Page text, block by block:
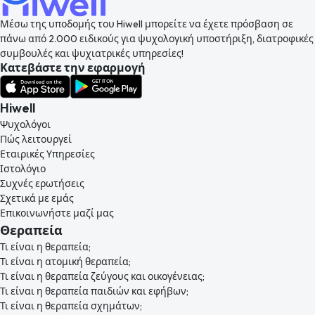
Μέσω της υποδομής του Hiwell μπορείτε να έχετε πρόσβαση σε
πάνω από 2.000 ειδικούς για ψυχολογική υποστήριξη, διατροφικές
συμβουλές και ψυχιατρικές υπηρεσίες!
Κατεβάστε την εφαρμογή
Hiwell
Ψυχολόγοι
Πώς λειτουργεί
Εταιρικές Υπηρεσίες
Ιστολόγιο
Συχνές ερωτήσεις
Σχετικά με εμάς
Επικοινωνήστε μαζί μας
Θεραπεία
Τι είναι η θεραπεία;
Τι είναι η ατομική θεραπεία;
Τι είναι η θεραπεία ζεύγους και οικογένειας;
Τι είναι η θεραπεία παιδιών και εφήβων;
Τι είναι η θεραπεία σχημάτων;